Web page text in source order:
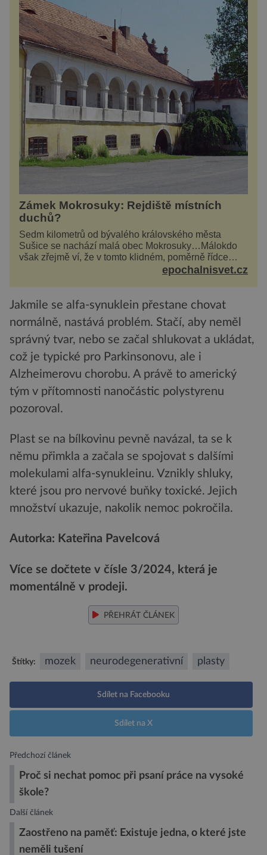
Zámek Mokrosuky: Rejdiště místních
duchů?
Sedm kilometrů od bývalého královského města
Sušice se nachází malá obec Mokrosuky…Málokdo
však zřejmě ví, že v tomto klidném, poměrně řídce
navštěvovaném koutu vesnické Šumavy se nachází
epochalnisvet.cz
Jakmile se alfa-synuklein přestane chovat
normálně, nastává problém. Stačí, aby neměl
správný tvar, nebo se začal shlukovat a ukládat,
což je typické pro Parkinsonovu, ale i
Alzheimerovu chorobu. A právě to americký
tým v přítomnosti nanočástic polystyrenu
pozoroval.
Plast se na bílkovinu pevně navázal, ta se k
němu přimkla a začala se spojovat s dalšími
molekulami alfa-synukleinu. Vznikly shluky,
které jsou pro nervové buňky toxické. Jejich
množství ukazuje, nakolik nemoc pokročila.
Autorka: Kateřina Pavelcová
Více se dočtete v čísle 3/2024, která je
momentálně v prodeji.
PŘEHRÁT ČLÁNEK
Štítky: mozek neurodegenerativní plasty
Sdílet na Facebooku
Sdílet na X
Předchozí článek
Proč si nechat pomoc při psaní práce na vysoké
škole?
Další článek
Zaostřeno na paměť: Existuje jedna, o které jste
neměli tušení